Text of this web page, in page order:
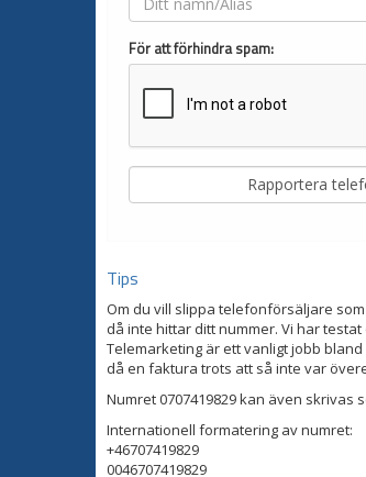
För att förhindra spam:
Tips
Om du vill slippa telefonförsäljare
då inte hittar ditt nummer. Vi har
Telemarketing är ett vanligt jobb
då en faktura trots att så inte var
Numret 0707419829 kan även skrivas
Internationell formatering av numret:
+46707419829
0046707419829